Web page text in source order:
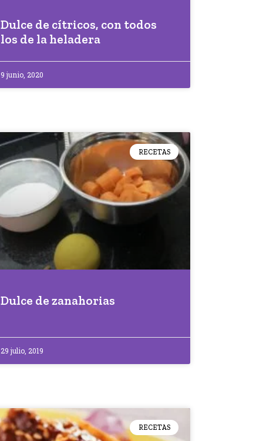
Dulce de cítricos, con todos
los de la heladera
9 junio, 2020
RECETAS
Dulce de zanahorias
29 julio, 2019
RECETAS